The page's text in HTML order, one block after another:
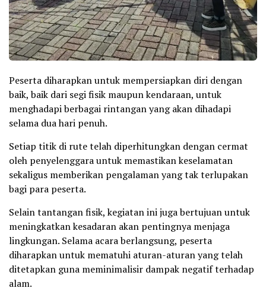
Peserta diharapkan untuk mempersiapkan diri dengan
baik, baik dari segi fisik maupun kendaraan, untuk
menghadapi berbagai rintangan yang akan dihadapi
selama dua hari penuh.
Setiap titik di rute telah diperhitungkan dengan cermat
oleh penyelenggara untuk memastikan keselamatan
sekaligus memberikan pengalaman yang tak terlupakan
bagi para peserta.
Selain tantangan fisik, kegiatan ini juga bertujuan untuk
meningkatkan kesadaran akan pentingnya menjaga
lingkungan. Selama acara berlangsung, peserta
diharapkan untuk mematuhi aturan-aturan yang telah
ditetapkan guna meminimalisir dampak negatif terhadap
alam.